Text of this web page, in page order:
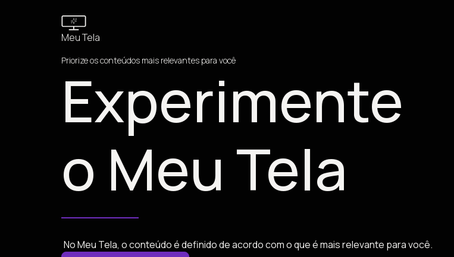
Meu Tela
Priorize os conteúdos mais relevantes para você
Experimente
o Meu Tela
No Meu Tela, o conteúdo é definido de acordo com o que é mais relevante para você.